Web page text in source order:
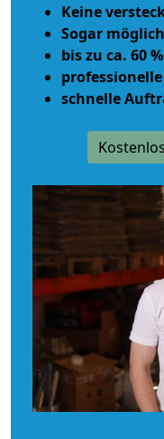
Keine
Sogar
bis zu ca. 60
schnelle